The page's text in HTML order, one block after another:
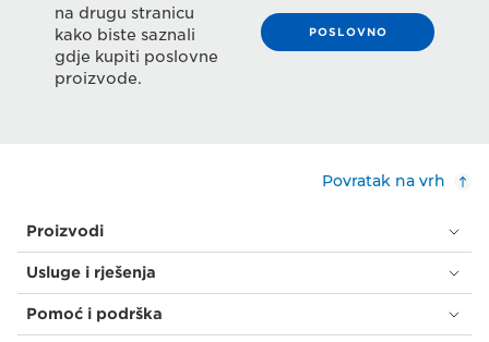
na drugu stranicu
kako biste saznali
gdje kupiti poslovne
proizvode.
POSLOVNO
Povratak na vrh
Proizvodi
Usluge i rješenja
Pomoć i podrška